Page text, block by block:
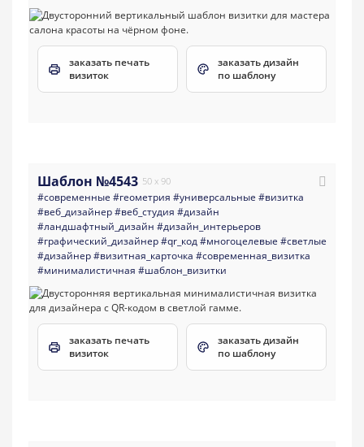
заказать печать
визиток
заказать дизайн
по шаблону
Шаблон №4543 50 x 90
#современные #геометрия #универсальные #визитка
#веб_дизайнер#веб_студия #дизайн
#ландшафтный_дизайн #дизайн_интерьеров
#графический_дизайнер#qr_код#многоцелевые #светлые
#дизайнер#визитная_карточка #современная_визитка
#минималистичная #шаблон_визитки
заказать печать
визиток
заказать дизайн
по шаблону